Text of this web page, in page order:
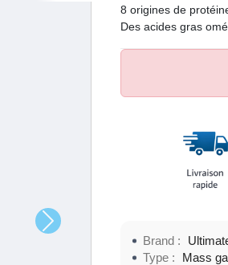
8 origines de
Des acides gras
Brand :
Type :
Mass